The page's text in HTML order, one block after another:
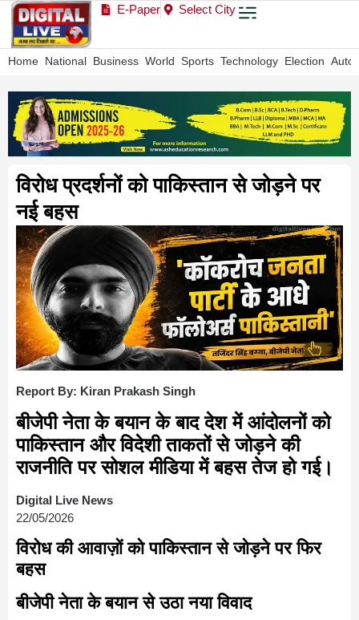
E-Paper Select City
Home National Business World Sports Technology Election Auto
विरोध प्रदर्शनों को पाकिस्तान से जोड़ने पर
नई बहस
Report By: Kiran Prakash Singh
बीजेपी नेता के बयान के बाद देश में आंदोलनों को
पाकिस्तान और विदेशी ताकतों से जोड़ने की
राजनीति पर सोशल मीडिया में बहस तेज हो गई।
Digital Live News
22/05/2026
विरोध की आवाज़ों को पाकिस्तान से जोड़ने पर फिर
बहस
बीजेपी नेता के बयान से उठा नया विवाद